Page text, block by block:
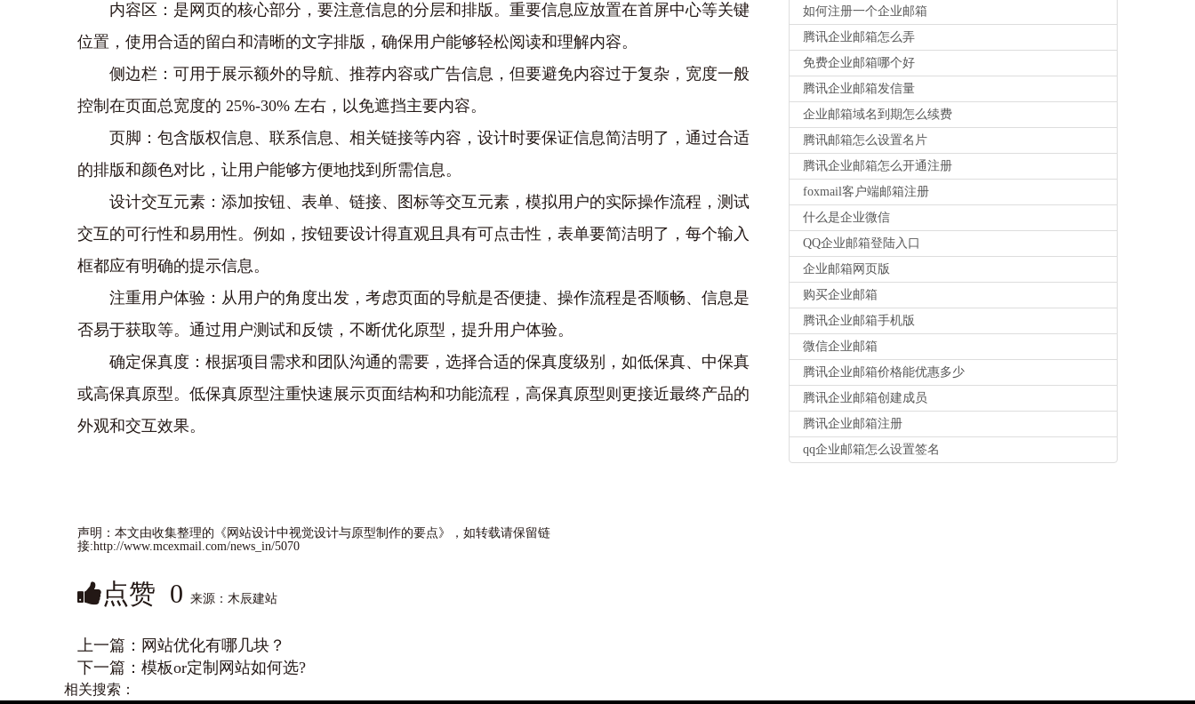
内容区：是网页的核心部分，要注意信息的分层和排版。重要信息应放置在首屏中心等关键
位置，使用合适的留白和清晰的文字排版，确保用户能够轻松阅读和理解内容。
侧边栏：可用于展示额外的导航、推荐内容或广告信息，但要避免内容过于复杂，宽度一般
控制在页面总宽度的 25%-30% 左右，以免遮挡主要内容。
页脚：包含版权信息、联系信息、相关链接等内容，设计时要保证信息简洁明了，通过合适
的排版和颜色对比，让用户能够方便地找到所需信息。
设计交互元素：添加按钮、表单、链接、图标等交互元素，模拟用户的实际操作流程，测试
交互的可行性和易用性。例如，按钮要设计得直观且具有可点击性，表单要简洁明了，每个输入
框都应有明确的提示信息。
注重用户体验：从用户的角度出发，考虑页面的导航是否便捷、操作流程是否顺畅、信息是
否易于获取等。通过用户测试和反馈，不断优化原型，提升用户体验。
确定保真度：根据项目需求和团队沟通的需要，选择合适的保真度级别，如低保真、中保真
或高保真原型。低保真原型注重快速展示页面结构和功能流程，高保真原型则更接近最终产品的
外观和交互效果。
声明：本文由收集整理的《网站设计中视觉设计与原型制作的要点》，如转载请保留链
接:http://www.mcexmail.com/news_in/5070
点赞 0 来源：木辰建站
上一篇： 网站优化有哪几块？
下一篇： 模板or定制网站如何选?
如何注册一个企业邮箱
腾讯企业邮箱怎么弄
免费企业邮箱哪个好
腾讯企业邮箱发信量
企业邮箱域名到期怎么续费
腾讯邮箱怎么设置名片
腾讯企业邮箱怎么开通注册
foxmail客户端邮箱注册
什么是企业微信
QQ企业邮箱登陆入口
企业邮箱网页版
购买企业邮箱
腾讯企业邮箱手机版
微信企业邮箱
腾讯企业邮箱价格能优惠多少
腾讯企业邮箱创建成员
腾讯企业邮箱注册
qq企业邮箱怎么设置签名
相关搜索：